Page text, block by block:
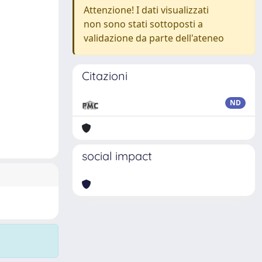
Attenzione! I dati visualizzati
non sono stati sottoposti a
validazione da parte dell'ateneo
Citazioni
ND
social impact